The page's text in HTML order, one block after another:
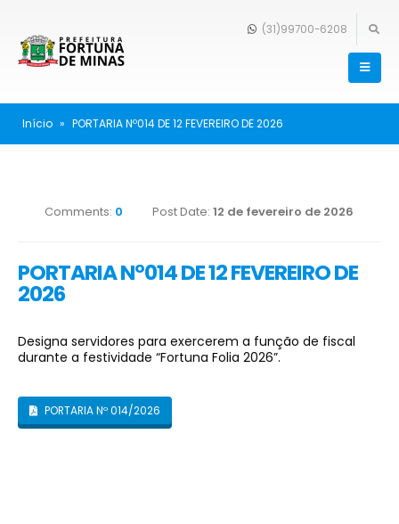
(31)99700-6208
Início » PORTARIA Nº014 DE 12 FEVEREIRO DE 2026
Comments: 0 Post Date: 12 de fevereiro de 2026
PORTARIA Nº014 DE 12 FEVEREIRO DE
2026
Designa servidores para exercerem a função de fiscal
durante a festividade “Fortuna Folia 2026”.
PORTARIA Nº 014/2026